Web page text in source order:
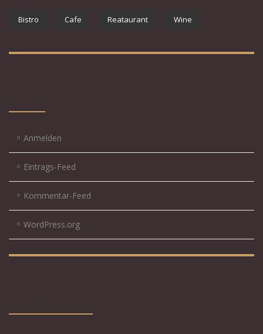
Bistro Cafe Reataurant Wine
Anmelden
Eintrags-Feed
Kommentar-Feed
WordPress.org